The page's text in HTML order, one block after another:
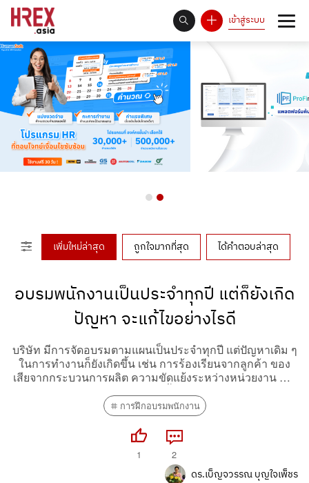
เข้าสู่ระบบ
Answer Rate is 93
เพิ่มใหม่ล่าสุด ถูกใจมากที่สุด ได้คำตอบล่าสุด
อบรมพนักงานเป็นประจำทุกปี แต่ก็ยังเกิด
ปัญหา จะแก้ไขอย่างไรดี
บริษัท มีการจัดอบรมตามแผนเป็นประจำทุกปี แต่ปัญหาเดิม ๆ
ในการทำงานก็ยังเกิดขึ้น เช่น การร้องเรียนจากลูกค้า ของ
เสียจากกระบวนการผลิต ความขัดแย้งระหว่างหน่วยงาน HR
การฝึกอบรมพนักงาน
1 2
ดร.เบ็ญจวรรณ บุญใจเพ็ชร